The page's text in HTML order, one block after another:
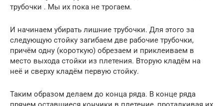
трубочки . Мы их пока не трогаем.
И начинаем убирать лишние трубочки. Для этого за
следующую стойку загибаем две рабочие трубочки,
причём одну (короткую) обрезаем и приклеиваем в
место выхода стойки из плетения. Вторую кладём на
неё и сверху кладём первую стойку.
Таким образом делаем до конца ряда. В конце ряда